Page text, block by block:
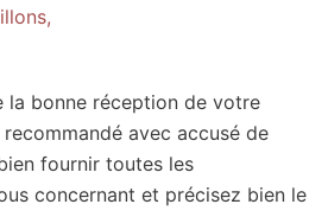
la bonne réception de votre
avec accusé de
fournir toutes les
concernant et précisez bien le